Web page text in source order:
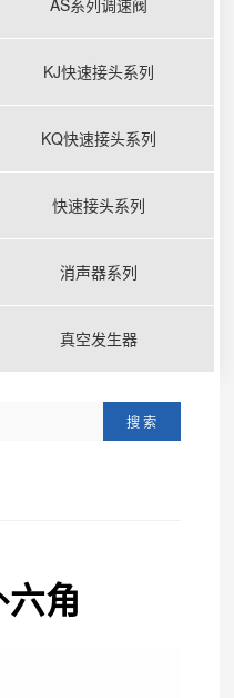
KJ快速接头系列
KQ快速接头系列
快速接头系列
消声器系列
真空发生器
搜 索
角